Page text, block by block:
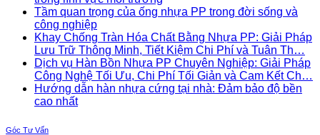
Tầm quan trọng của ống nhựa PP trong đời sống và
công nghiệp
Khay Chống Tràn Hóa Chất Bằng Nhựa PP: Giải Pháp
Lưu Trữ Thông Minh, Tiết Kiệm Chi Phí và Tuân Th…
Dịch vụ Hàn Bồn Nhựa PP Chuyên Nghiệp: Giải Pháp
Công Nghệ Tối Ưu, Chi Phí Tối Giản và Cam Kết Ch…
Hướng dẫn hàn nhựa cứng tại nhà: Đảm bảo độ bền
cao nhất
Góc Tư Vấn